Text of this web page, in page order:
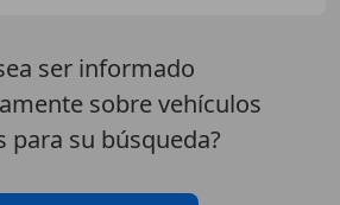
ser informado
sobre vehículos
para su búsqueda?